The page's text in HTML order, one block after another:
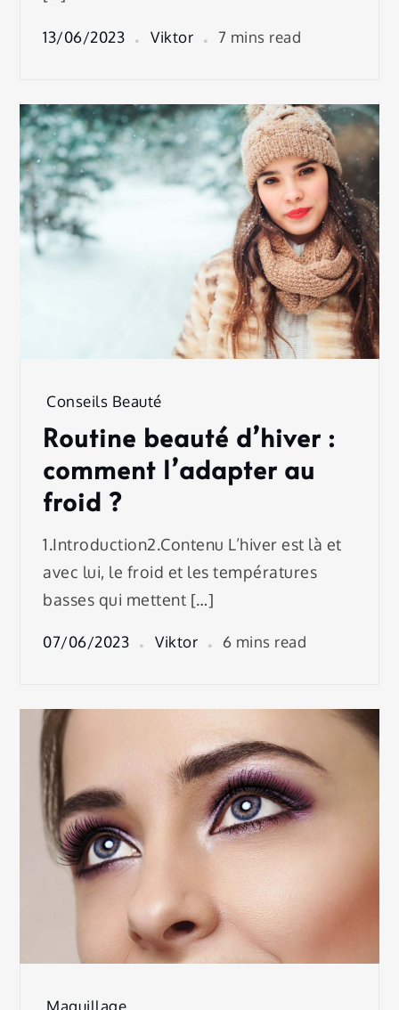
13/06/2023 Viktor 7 mins read
Conseils Beauté
Routine beauté d’hiver :
comment l’adapter au
froid ?
1.Introduction2.Contenu L’hiver est là et
avec lui, le froid et les températures
basses qui mettent […]
07/06/2023 Viktor 6 mins read